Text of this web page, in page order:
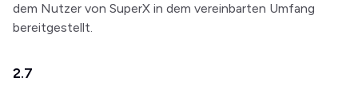
dem Nutzer von SuperX in dem vereinbarten Umfang
bereitgestellt.
2.7